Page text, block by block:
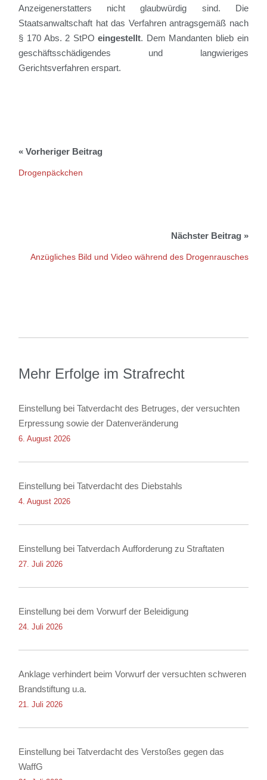
Anzeigenerstatters nicht glaubwürdig sind. Die
Staatsanwaltschaft hat das Verfahren antragsgemäß nach
§ 170 Abs. 2 StPOeingestellt. Dem Mandanten blieb ein
geschäftsschädigendes und langwieriges
Gerichtsverfahren erspart.
Drogenpäckchen
Anzügliches Bild und Video während des Drogenrausches
Mehr Erfolge im Strafrecht
Einstellung bei Tatverdacht des Betruges, der versuchten
Erpressung sowie der Datenveränderung
6. August 2026
Einstellung bei Tatverdacht des Diebstahls
4. August 2026
Einstellung bei Tatverdach Aufforderung zu Straftaten
27. Juli 2026
Einstellung bei dem Vorwurf der Beleidigung
24. Juli 2026
Anklage verhindert beim Vorwurf der versuchten schweren
Brandstiftung u.a.
21. Juli 2026
Einstellung bei Tatverdacht des Verstoßes gegen das
WaffG